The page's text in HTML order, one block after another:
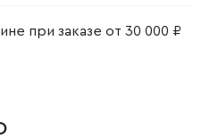
при заказе от 30 000 ₽